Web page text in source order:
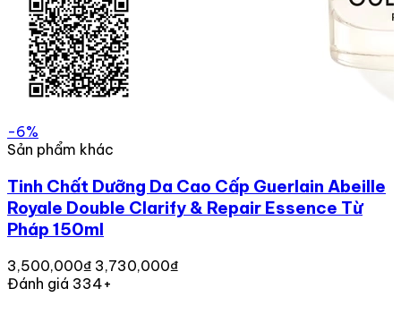
-6%
Sản phẩm khác
Tinh Chất Dưỡng Da Cao Cấp Guerlain Abeille
Royale Double Clarify & Repair Essence Từ
Pháp 150ml
3,500,000₫ 3,730,000₫
Đánh giá 334+